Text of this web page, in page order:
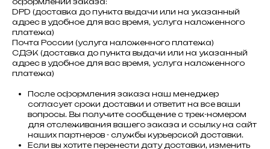
DPD (доставка до пункта выдачи или на указанный
адрес в удобное для вас время, услуга наложенного
платежа)
Почта России (услуга наложенного платежа)
СДЭК (доставка до пункта выдачи или на указанный
адрес в удобное для вас время, услуга наложенного
платежа)
После оформления заказа наш менеджер
согласует сроки доставки и ответит на все ваши
вопросы. Вы получите сообщение с трек-номером
для отслеживания вашего заказа и ссылку на сайт
наших партнеров - службы курьерской доставки.
Если вы хотите перенести дату доставки, изменить